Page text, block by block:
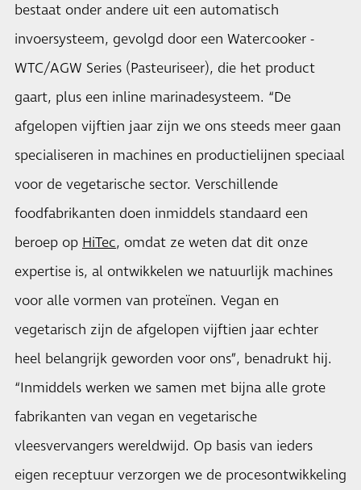
bestaat onder andere uit een automatisch
invoersysteem, gevolgd door een Watercooker -
WTC/AGW Series (Pasteuriseer), die het product
gaart, plus een inline marinadesysteem. “De
afgelopen vijftien jaar zijn we ons steeds meer gaan
specialiseren in machines en productielijnen speciaal
voor de vegetarische sector. Verschillende
foodfabrikanten doen inmiddels standaard een
beroep op HiTec, omdat ze weten dat dit onze
expertise is, al ontwikkelen we natuurlijk machines
voor alle vormen van proteïnen. Vegan en
vegetarisch zijn de afgelopen vijftien jaar echter
heel belangrijk geworden voor ons”, benadrukt hij.
“Inmiddels werken we samen met bijna alle grote
fabrikanten van vegan en vegetarische
vleesvervangers wereldwijd. Op basis van ieders
eigen receptuur verzorgen we de procesontwikkeling